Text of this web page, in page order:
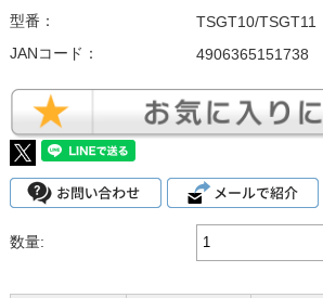
型番：
TSGT10/TSGT11
JANコード：
4906365151738
数量: